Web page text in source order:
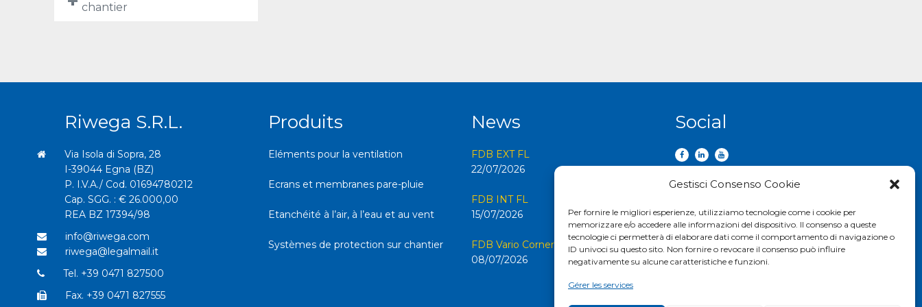
Gestisci Consenso Cookie
Per fornire le migliori esperienze, utilizziamo tecnologie come i cookie per
memorizzare e/o accedere alle informazioni del dispositivo. Il consenso a queste
tecnologie ci permetterà di elaborare dati come il comportamento di navigazione o
ID univoci su questo sito. Non fornire o revocare il consenso può influire
negativamente su alcune caratteristiche e funzioni.
Gérer les services
chantier
Riwega S.r.l.
Via Isola di Sopra, 28
I-39044 Egna (BZ)
P. I.V.A./ Cod. 01694780212
Cap. SGG. : € 26.000,00
REA BZ 17394/98
info@riwega.com
riwega@legalmail.it
Tel. +39 0471 827500
Fax. +39 0471 827555
Produits
Eléments pour la ventilation
Ecrans et membranes pare-pluie
Etanchéité à l’air, à l’eau et au vent
Systèmes de protection sur chantier
News
FDB EXT FL
22/07/2026
FDB INT FL
15/07/2026
FDB Vario Corner FL
08/07/2026
Social